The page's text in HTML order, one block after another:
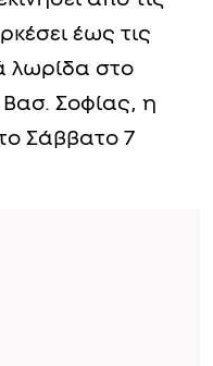
από τις
έως τις
λωρίδα στο
Σοφίας, η
Σάββατο 7